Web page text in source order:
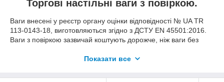
Торгові настільні ваги з повіркою.
Ваги внесені у реєстр органу оцінки відповідності № UA TR
113-0143-18, виготовляються згідно з ДСТУ EN 45501:2016.
Ваги з повіркою зазвичай коштують дорожче, ніж ваги без
вимагається велике тестування. Правові оцінки торгових ваг
навколишнього середовища та вимогам до маркування.
Показати все